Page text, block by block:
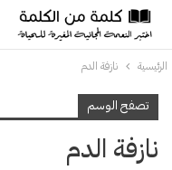
الرئيسية نازفة الدم
تصفح الوسم
نازفة الدم